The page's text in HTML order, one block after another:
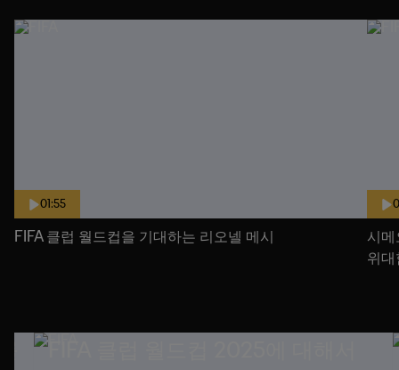
01:55
FIFA 클럽 월드컵을 기대하는 리오넬 메시
시
위대